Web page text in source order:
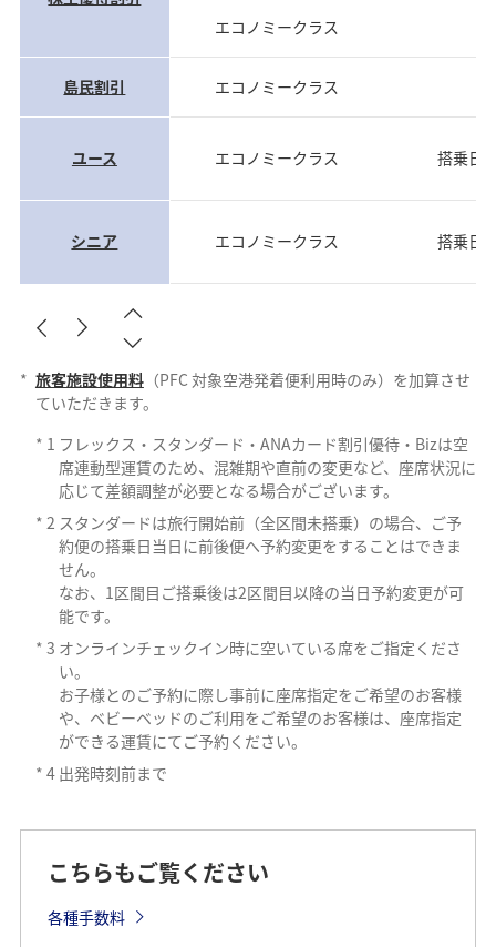
エコノミークラス
島民割引 エコノミークラス
ユース エコノミークラス 搭乗日
シニア エコノミークラス 搭乗日
* 旅客施設使用料（PFC 対象空港発着便利用時のみ）を加算させ
ていただきます。
* 1 フレックス・スタンダード・ANAカード割引優待・Bizは空
席連動型運賃のため、混雑期や直前の変更など、座席状況に
応じて差額調整が必要となる場合がございます。
* 2 スタンダードは旅行開始前（全区間未搭乗）の場合、ご予
約便の搭乗日当日に前後便へ予約変更をすることはできま
せん。
なお、1区間目ご搭乗後は2区間目以降の当日予約変更が可
能です。
* 3 オンラインチェックイン時に空いている席をご指定くださ
い。
お子様とのご予約に際し事前に座席指定をご希望のお客様
や、ベビーベッドのご利用をご希望のお客様は、座席指定
ができる運賃にてご予約ください。
* 4 出発時刻前まで
こちらもご覧ください
各種手数料